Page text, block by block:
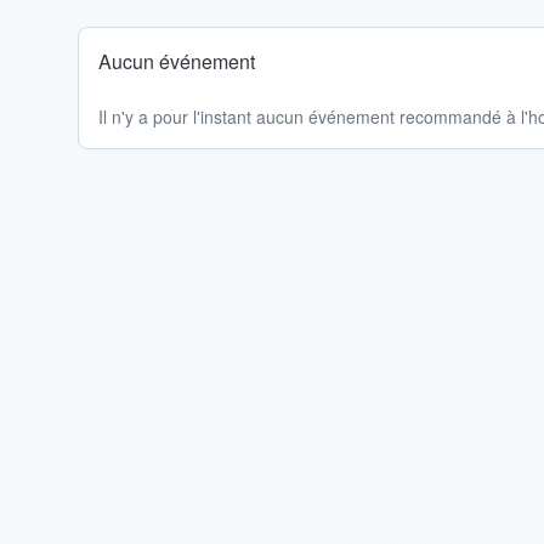
Aucun événement
Il n'y a pour l'instant aucun événement recommandé à